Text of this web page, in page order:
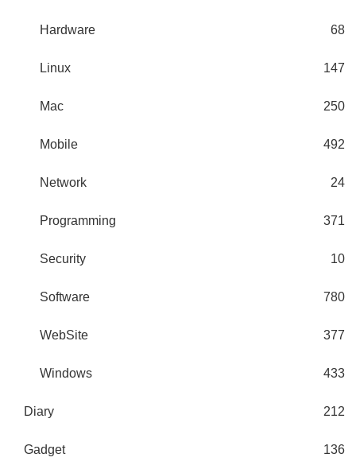
Hardware 68
Linux 147
Mac 250
Mobile 492
Network 24
Programming 371
Security 10
Software 780
WebSite 377
Windows 433
Diary 212
Gadget 136